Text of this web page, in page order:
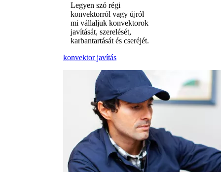
Legyen szó régi
konvektorról vagy újról
mi vállaljuk konvektorok
javítását, szerelését,
karbantartását és cseréjét.
konvektor javítás